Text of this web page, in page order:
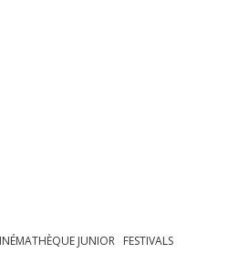
JUNIOR FESTIVALS